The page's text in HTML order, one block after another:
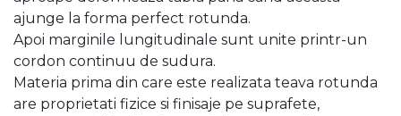
ajunge la forma perfect rotunda.
Apoi marginile lungitudinale sunt unite printr-un
cordon continuu de sudura.
Materia prima din care este realizata teava rotunda
are proprietati fizice si finisaje pe suprafete,